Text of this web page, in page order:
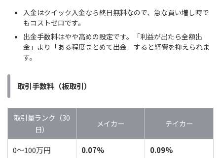
入金はクイック入金なら終日無料なので、急な買い増し時で
もコストゼロです。
出金手数料はやや高めの設定です。「利益が出たら全額出
金」より「ある程度まとめて出金」すると経費を抑えられま
す。
取引手数料（板取引）
取引量ランク（30
日）
メイカー テイカー
0〜100万円 0.07% 0.09%